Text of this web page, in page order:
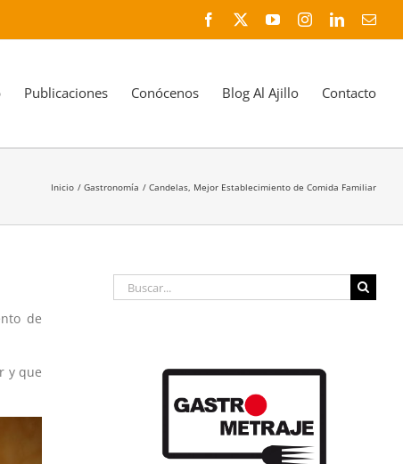
Facebook YouTubeInstagramLinkedIn
Publicaciones Conócenos Blog Al Ajillo Contacto
Inicio Gastronomía Candelas, Mejor Establecimiento de Comida Familiar
de
y que
Buscar: